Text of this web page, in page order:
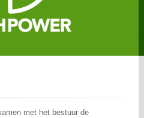
met het bestuur de